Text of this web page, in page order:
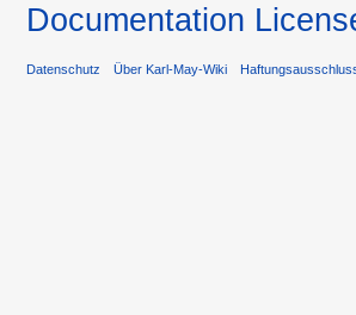
Documentation
Datenschutz Über Karl-May-Wiki